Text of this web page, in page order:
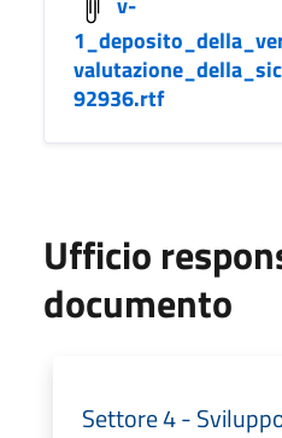
92936.rtf
Ufficio
documento
Settore 4 -